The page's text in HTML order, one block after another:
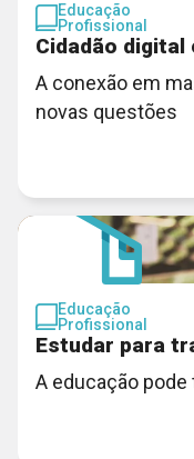
Educação
Profissional
Cidadão digital
A conexão em
novas questões
Educação
Profissional
Estudar para
A educação